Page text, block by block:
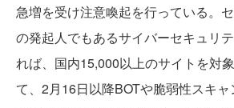
急増を受け注意喚起を行っている。
の発起人でもあるサイバーセキュリ
れば、国内15,000以上のサイトを対
て、2月16日以降BOTや脆弱性スキ